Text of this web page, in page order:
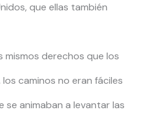
que ellas también
derechos que los
caminos no eran fáciles
se animaban a levantar las